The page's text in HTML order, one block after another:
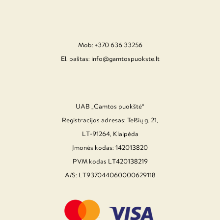
Mob: +370 636 33256
El. paštas: info@gamtospuokste.lt
UAB „Gamtos puokštė“
Registracijos adresas: Telšių g. 21,
LT-91264, Klaipėda
Įmonės kodas: 142013820
PVM kodas LT420138219
A/S: LT937044060000629118